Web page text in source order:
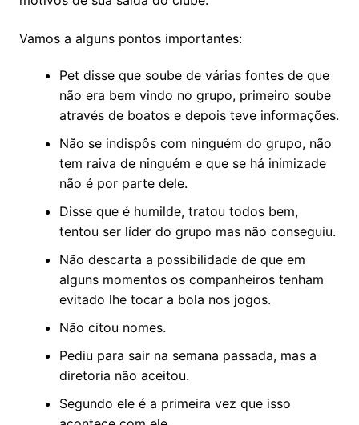
Vamos a alguns pontos importantes:
Pet disse que soube de várias fontes de que
não era bem vindo no grupo, primeiro soube
através de boatos e depois teve informações.
Não se indispôs com ninguém do grupo, não
tem raiva de ninguém e que se há inimizade
não é por parte dele.
Disse que é humilde, tratou todos bem,
tentou ser líder do grupo mas não conseguiu.
Não descarta a possibilidade de que em
alguns momentos os companheiros tenham
evitado lhe tocar a bola nos jogos.
Não citou nomes.
Pediu para sair na semana passada, mas a
diretoria não aceitou.
Segundo ele é a primeira vez que isso